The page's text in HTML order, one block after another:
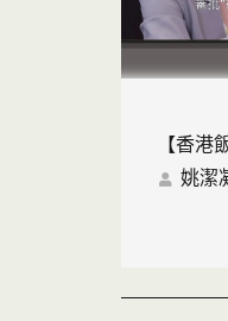
【香
姚潔